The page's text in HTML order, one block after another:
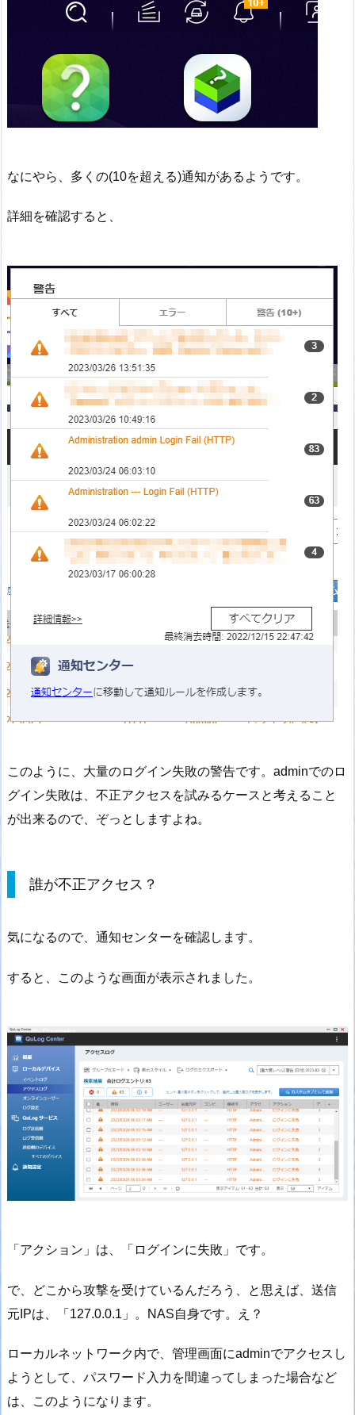
なにやら、多くの(10を超える)通知があるようです。
詳細を確認すると、
このように、大量のログイン失敗の警告です。adminでのロ
グイン失敗は、不正アクセスを試みるケースと考えること
が出来るので、ぞっとしますよね。
誰が不正アクセス？
気になるので、通知センターを確認します。
すると、このような画面が表示されました。
「アクション」は、「ログインに失敗」です。
で、どこから攻撃を受けているんだろう、と思えば、送信
元IPは、「127.0.0.1」。NAS自身です。え？
ローカルネットワーク内で、管理画面にadminでアクセスし
ようとして、パスワード入力を間違ってしまった場合など
は、このようになります。